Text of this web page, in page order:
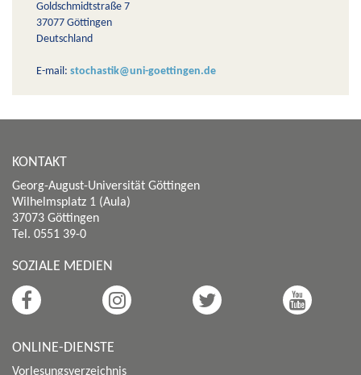
Goldschmidtstraße 7
37077 Göttingen
Deutschland
E-mail: stochastik@uni-goettingen.de
KONTAKT
Georg-August-Universität Göttingen
Wilhelmsplatz 1 (Aula)
37073 Göttingen
Tel. 0551 39-0
SOZIALE MEDIEN
ONLINE-DIENSTE
Vorlesungsverzeichnis